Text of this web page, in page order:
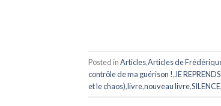
Posted inArticles,Articles de
contrôle de ma guérison !,JE
et le chaos),livre,nouveau livre,SILENCE